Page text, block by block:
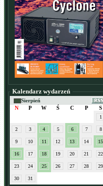
Kalendarz wydarzeń
Sierpień
N
P W Ś C P S
1
2 3 4 5 6 7 8
9 10 11 12 13 14 15
16 17 18 19 20 21 22
23 24 25 26 27 28 29
30 31